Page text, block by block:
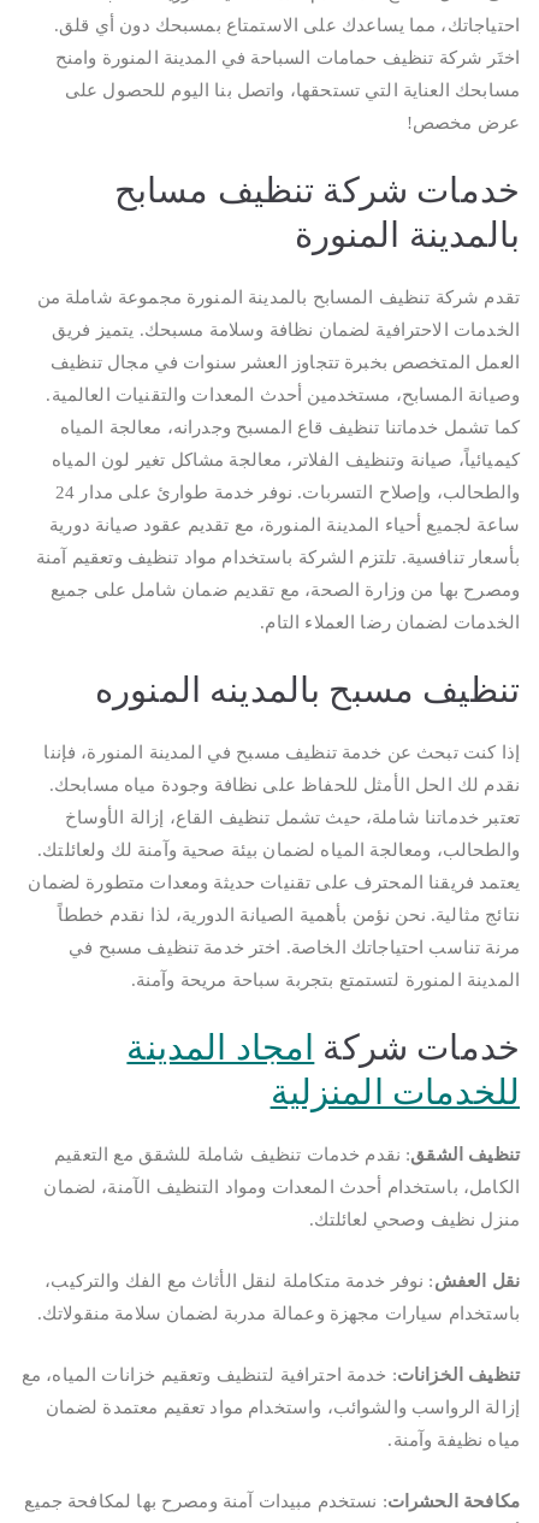
احتياجاتك، مما يساعدك على الاستمتاع بمسبحك دون أي قلق.
اختَر شركة تنظيف حمامات السباحة في المدينة المنورة وامنح
مسابحك العناية التي تستحقها، واتصل بنا اليوم للحصول على
عرض مخصص!
خدمات شركة تنظيف مسابح
بالمدينة المنورة
تقدم شركة تنظيف المسابح بالمدينة المنورة مجموعة شاملة من
الخدمات الاحترافية لضمان نظافة وسلامة مسبحك. يتميز فريق
العمل المتخصص بخبرة تتجاوز العشر سنوات في مجال تنظيف
وصيانة المسابح، مستخدمين أحدث المعدات والتقنيات العالمية.
كما تشمل خدماتنا تنظيف قاع المسبح وجدرانه، معالجة المياه
كيميائياً، صيانة وتنظيف الفلاتر، معالجة مشاكل تغير لون المياه
والطحالب، وإصلاح التسربات. نوفر خدمة طوارئ على مدار 24
ساعة لجميع أحياء المدينة المنورة، مع تقديم عقود صيانة دورية
بأسعار تنافسية. تلتزم الشركة باستخدام مواد تنظيف وتعقيم آمنة
ومصرح بها من وزارة الصحة، مع تقديم ضمان شامل على جميع
الخدمات لضمان رضا العملاء التام.
تنظيف مسبح بالمدينه المنوره
إذا كنت تبحث عن خدمة تنظيف مسبح في المدينة المنورة، فإننا
نقدم لك الحل الأمثل للحفاظ على نظافة وجودة مياه مسابحك.
تعتبر خدماتنا شاملة، حيث تشمل تنظيف القاع، إزالة الأوساخ
والطحالب، ومعالجة المياه لضمان بيئة صحية وآمنة لك ولعائلتك.
يعتمد فريقنا المحترف على تقنيات حديثة ومعدات متطورة لضمان
نتائج مثالية. نحن نؤمن بأهمية الصيانة الدورية، لذا نقدم خططاً
مرنة تناسب احتياجاتك الخاصة. اختر خدمة تنظيف مسبح في
المدينة المنورة لتستمتع بتجربة سباحة مريحة وآمنة.
خدمات شركة امجاد المدينة
للخدمات المنزلية
تنظيف الشقق: نقدم خدمات تنظيف شاملة للشقق مع التعقيم
الكامل، باستخدام أحدث المعدات ومواد التنظيف الآمنة، لضمان
منزل نظيف وصحي لعائلتك.
نقل العفش: نوفر خدمة متكاملة لنقل الأثاث مع الفك والتركيب،
باستخدام سيارات مجهزة وعمالة مدربة لضمان سلامة منقولاتك.
تنظيف الخزانات: خدمة احترافية لتنظيف وتعقيم خزانات المياه، مع
إزالة الرواسب والشوائب، واستخدام مواد تعقيم معتمدة لضمان
مياه نظيفة وآمنة.
مكافحة الحشرات: نستخدم مبيدات آمنة ومصرح بها لمكافحة جميع